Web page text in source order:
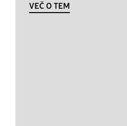
VEČ O TEM